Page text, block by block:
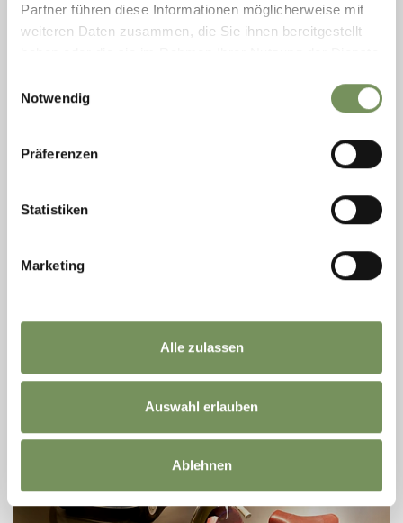
Partner führen diese Informationen möglicherweise mit
weiteren Daten zusammen, die Sie ihnen bereitgestellt
Notwendig
Präferenzen
Statistiken
Marketing
Alle zulassen
Auswahl erlauben
Ablehnen
Das Museum am Sandhof in Passeier, dem Geburtsort von Andreas
+39 0473 659086